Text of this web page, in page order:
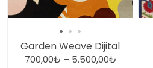
Garden Weave Dijital
700,00₺ – 5.500,00₺